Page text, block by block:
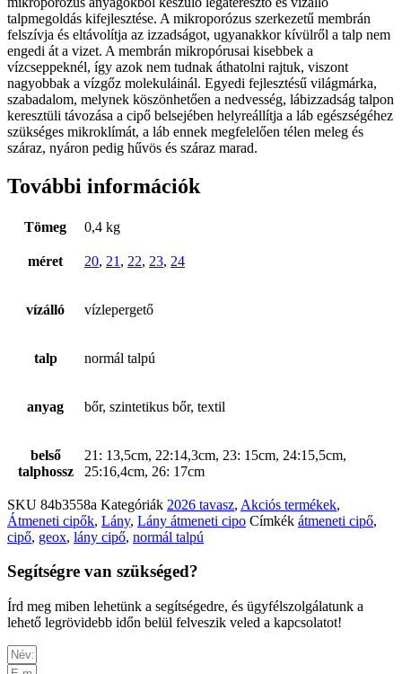
talpmegoldás kifejlesztése. A mikroporózus szerkezetű membrán
felszívja és eltávolítja az izzadságot, ugyanakkor kívülről a talp nem
engedi át a vizet. A membrán mikropórusai kisebbek a
vízcseppeknél, így azok nem tudnak áthatolni rajtuk, viszont
nagyobbak a vízgőz molekuláinál. Egyedi fejlesztésű világmárka,
szabadalom, melynek köszönhetően a nedvesség, lábizzadság talpon
keresztüli távozása a cipő belsejében helyreállítja a láb egészségéhez
szükséges mikroklímát, a láb ennek megfelelően télen meleg és
száraz, nyáron pedig hűvös és száraz marad.
További információk
Tömeg 0,4 kg
méret 20, 21 , 22, 23, 24
vízálló vízlepergető
talp normál talpú
anyag bőr, szintetikus bőr, textil
belső
talphossz
21: 13,5cm, 22:14,3cm, 23: 15cm, 24:15,5cm,
25:16,4cm, 26: 17cm
SKU 84b3558a Kategóriák 2026 tavasz, Akciós termékek,
Átmeneti cipők, Lány, Lány átmeneti cipo Címkék átmeneti cipő,
cipő, geox, lány cipő, normál talpú
Segítségre van szükséged?
Írd meg miben lehetünk a segítségedre, és ügyfélszolgálatunk a
lehető legrövidebb időn belül felveszik veled a kapcsolatot!